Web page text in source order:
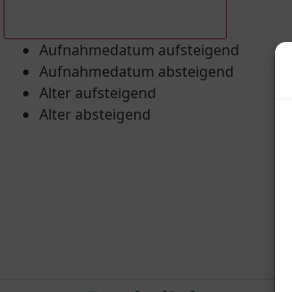
Aufnahmedatum aufsteigend
Aufnahmedatum absteigend
Alter aufsteigend
Alter absteigend